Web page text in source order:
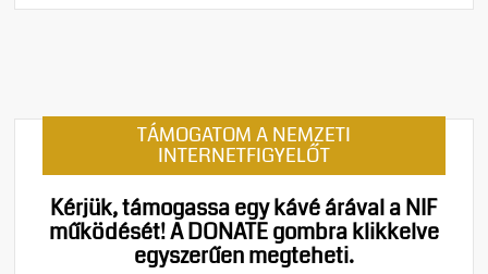
n
Spöttle:
Stefánia
TÁMOGATOM A NEMZETI
INTERNETFIGYELŐT
Kérjük, támogassa egy kávé árával a NIF
működését!A DONATE gombra klikkelve
egyszerűen megteheti.